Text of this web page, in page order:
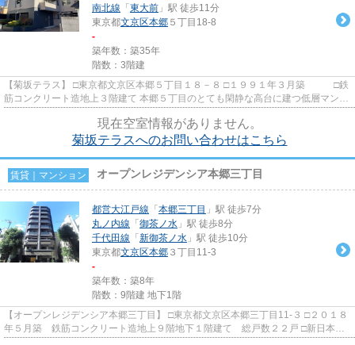
南北線 「 東大前 」駅 徒歩11分
東京都文京区本郷 ５丁目18-8
-
築年数：築35年
階数：3階建
【菊坂テラス】 □東京都文京区本郷５丁目１８－８ □１９９１年３月築 □鉄
筋コンクリート造地上３階建て 本郷５丁目のとても閑静な高台に建つ低層マンシ
現在空室情報がありません。
菊坂テラスへのお問い合わせはこちら
賃貸｜マンション オープンレジデンシア本郷三丁目
都営大江戸線 「 本郷三丁目 」駅 徒歩7分
丸ノ内線 「 御茶ノ水 」駅 徒歩8分
千代田線 「 新御茶ノ水 」駅 徒歩10分
東京都文京区本郷 ３丁目11-3
-
築年数：築8年
階数：9階建 地下1階
【オープンレジデンシア本郷三丁目】 □東京都文京区本郷三丁目11‐３ □２０１８
年５月築 鉄筋コンクリート造地上９階地下１階建て 総戸数２２戸 □新日本建